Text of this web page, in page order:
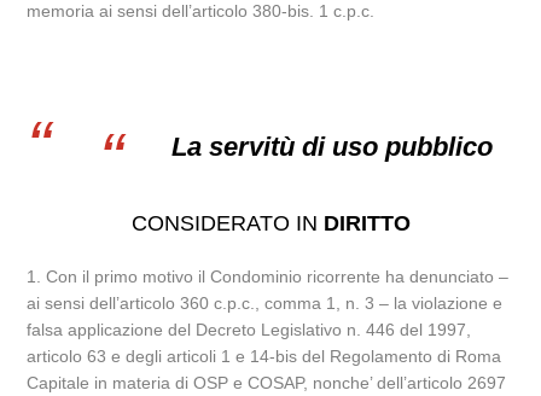
memoria ai sensi dell’articolo 380-bis. 1 c.p.c.
La servitù di uso pubblico
CONSIDERATO IN DIRITTO
1. Con il primo motivo il Condominio ricorrente ha denunciato –
ai sensi dell’articolo 360 c.p.c., comma 1, n. 3 – la violazione e
falsa applicazione del Decreto Legislativo n. 446 del 1997,
articolo 63 e degli articoli 1 e 14-bis del Regolamento di Roma
Capitale in materia di OSP e COSAP, nonche’ dell’articolo 2697